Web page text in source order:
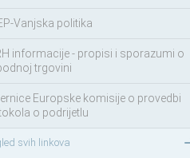
Vanjska politika
informacije - propisi i sporazumi o
trgovini
Europske komisije o provedbi
o podrijetlu
svih linkova